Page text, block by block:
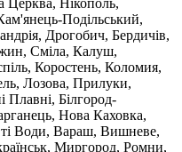
Церква, Нікополь,
Подільський,
Дрогобич, Бердичів,
Сміла, Калуш,
Коростень, Коломия,
Лозова, Прилуки,
Плавні, Білгород-
Нова Каховка,
Води, Вараш, Вишневе,
Миргород, Ромни,